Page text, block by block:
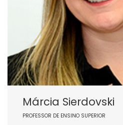
Márcia Sierdovski
PROFESSOR DE ENSINO SUPERIOR